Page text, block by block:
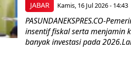
JABAR Kamis, 16 Jul 2026 - 14:43
PASUNDANEKSPRES.CO-
insentif fiskal serta menjamin
banyak investasi pada